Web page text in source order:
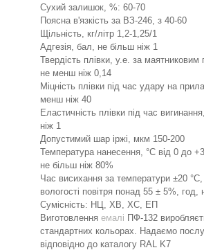
Сухий залишок, %: 60-70
Поясна в'язкість за ВЗ-246, з 40-60
Щільність, кг/літр 1,2-1,25/1
Адгезія, бал, не більш ніж 1
Твердість плівки, у.е. за
не менш ніж 0,14
Міцність плівки під час удару на
менш ніж 40
Еластичність плівки під час
ніж 1
Допустимий шар іржі, мкм 150-200
Температура нанесення, °C від 0 до
не більш ніж 80%
Час висихання за температури ±20 °C,
вологості повітря понад 55 ± 5%, год,
Сумісність: НЦ, ХВ, ХС, ЕП
Виготовлення емалі ПФ-132
стандартних кольорах. Надаємо
відповідно до каталогу RAL K7